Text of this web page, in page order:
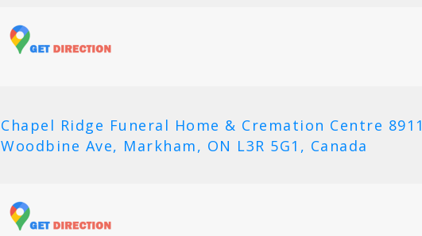
Chapel Ridge Funeral Home & Cremation Centre 8911
Woodbine Ave, Markham, ON L3R 5G1, Canada